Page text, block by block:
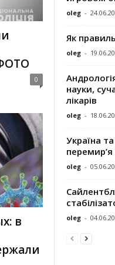
0
в
oleg -
Як
oleg -
науки,
лікарів
oleg -
Україна
перемир’я
oleg -
oleg -